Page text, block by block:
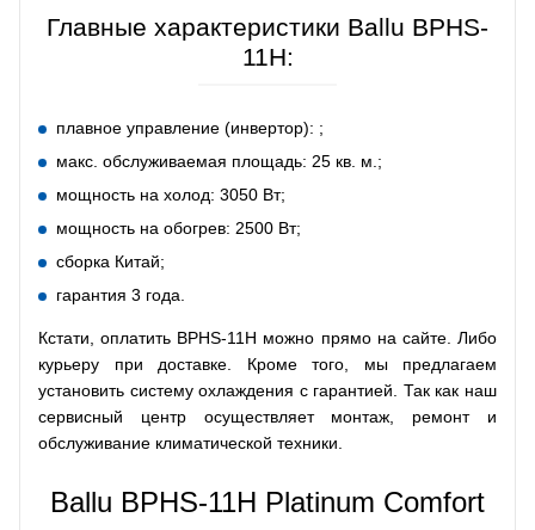
Главные характеристики Ballu BPHS-
11H:
плавное управление (инвертор): ;
макс. обслуживаемая площадь: 25 кв. м.;
мощность на холод: 3050 Вт;
мощность на обогрев: 2500 Вт;
сборка Китай;
гарантия 3 года.
Кстати, оплатить BPHS-11H можно прямо на сайте. Либо
курьеру при доставке. Кроме того, мы предлагаем
установить систему охлаждения с гарантией. Так как наш
сервисный центр осуществляет монтаж, ремонт и
обслуживание климатической техники.
Ballu BPHS-11H Platinum Comfort